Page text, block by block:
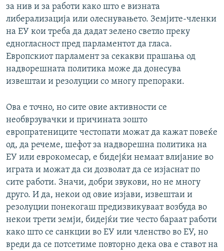
за нив и за работи како што е визната
либерализација или олеснувањето. Земјите-членки
на ЕУ кои треба да дадат зелено светло преку
едногласност пред парламентот да гласа.
Европскиот парламент за секакви прашања од
надворешната политика може да донесува
извештаи и резолуции со многу препораки.
Ова е точно, но сите овие активности се
необврзувачки и причината зошто
европратениците честопати можат да кажат повеќе
од, да речеме, шефот за надворешна политика на
ЕУ или еврокомесар, е бидејќи немаат влијание во
играта и можат да си дозволат да се изјаснат по
сите работи. Значи, добри звукови, но не многу
друго. И да, некои од овие изјави, извештаи и
резолуции понекогаш предизвикуваат возбуда во
некои трети земји, бидејќи тие често бараат работи
како што се санкции во ЕУ или членство во ЕУ, но
вреди да се потсетиме повторно дека ова е ставот на